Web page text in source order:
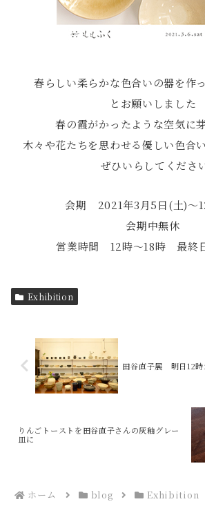
春らしい柔らかな色合いの器を作
とお願いしました
春の霞がかったような空気に
木々や花たちを思わせる優しい色合
ぜひいらしてくださ
会期 2021年3月5日(土)〜
会期中無休
営業時間 12時～18時 最終
Exhibition
田谷直子展 明日12時
りんごトーストを田谷直子さんの灰釉グレー
皿に
ホーム blog Exhibition